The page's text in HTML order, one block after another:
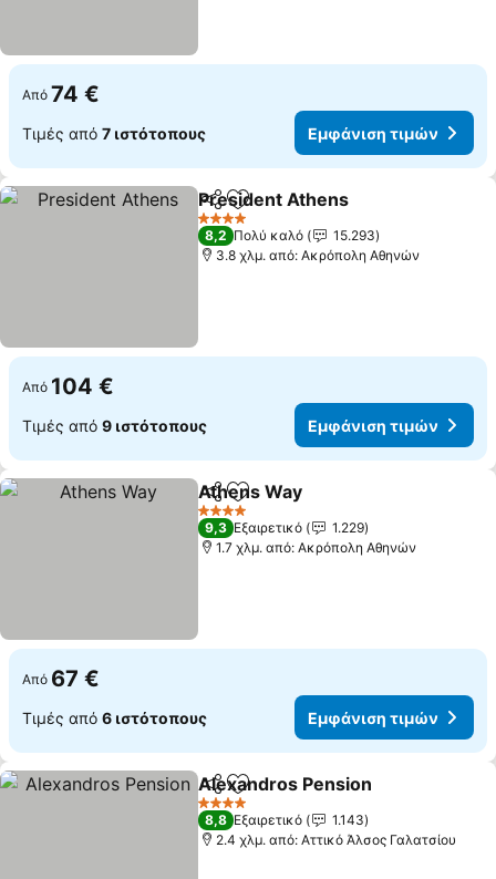
Από 74 €
Τιμές από 7 ιστότοπους Εμφάνιση τιμών
Κοινοποίηση
Προσθήκη στα αγαπημένα
President Athens
4 Αστέρια
8,2 Πολύ καλό
15.293
3.8 χλμ. από: Ακρόπολη Αθηνών
Από 104 €
Τιμές από 9 ιστότοπους Εμφάνιση τιμών
Κοινοποίηση
Προσθήκη στα αγαπημένα
Athens Way
4 Αστέρια
9,3 Εξαιρετικό
1.229
1.7 χλμ. από: Ακρόπολη Αθηνών
Από 67 €
Τιμές από 6 ιστότοπους Εμφάνιση τιμών
Κοινοποίηση
Προσθήκη στα αγαπημένα
Alexandros Pension
4 Αστέρια
8,8 Εξαιρετικό
1.143
2.4 χλμ. από: Αττικό Άλσος Γαλατσίου